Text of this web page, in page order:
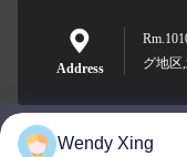
Address
グ地区
Wendy Xing